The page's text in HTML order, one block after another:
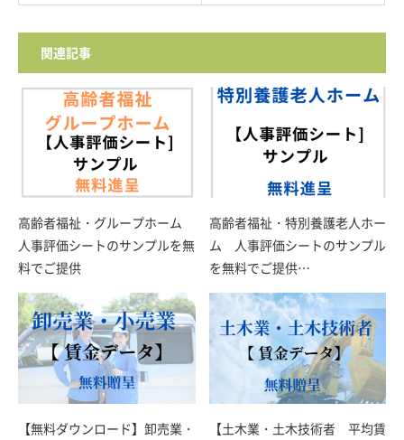
関連記事
高齢者福祉・グループホーム
人事評価シートのサンプルを無
料でご提供
高齢者福祉・特別養護老人ホー
ム 人事評価シートのサンプル
を無料でご提供…
【無料ダウンロード】卸売業・
【土木業・土木技術者 平均賃